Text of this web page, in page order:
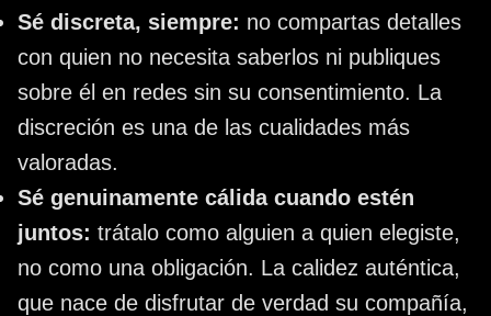
Sé discreta, siempre: no compartas detalles
con quien no necesita saberlos ni publiques
sobre él en redes sin su consentimiento. La
discreción es una de las cualidades más
valoradas.
Sé genuinamente cálida cuando estén
juntos: trátalo como alguien a quien elegiste,
no como una obligación. La calidez auténtica,
que nace de disfrutar de verdad su compañía,